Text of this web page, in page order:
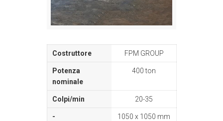
FPM GROUP
400 ton
20-35
1050 x 1050 mm